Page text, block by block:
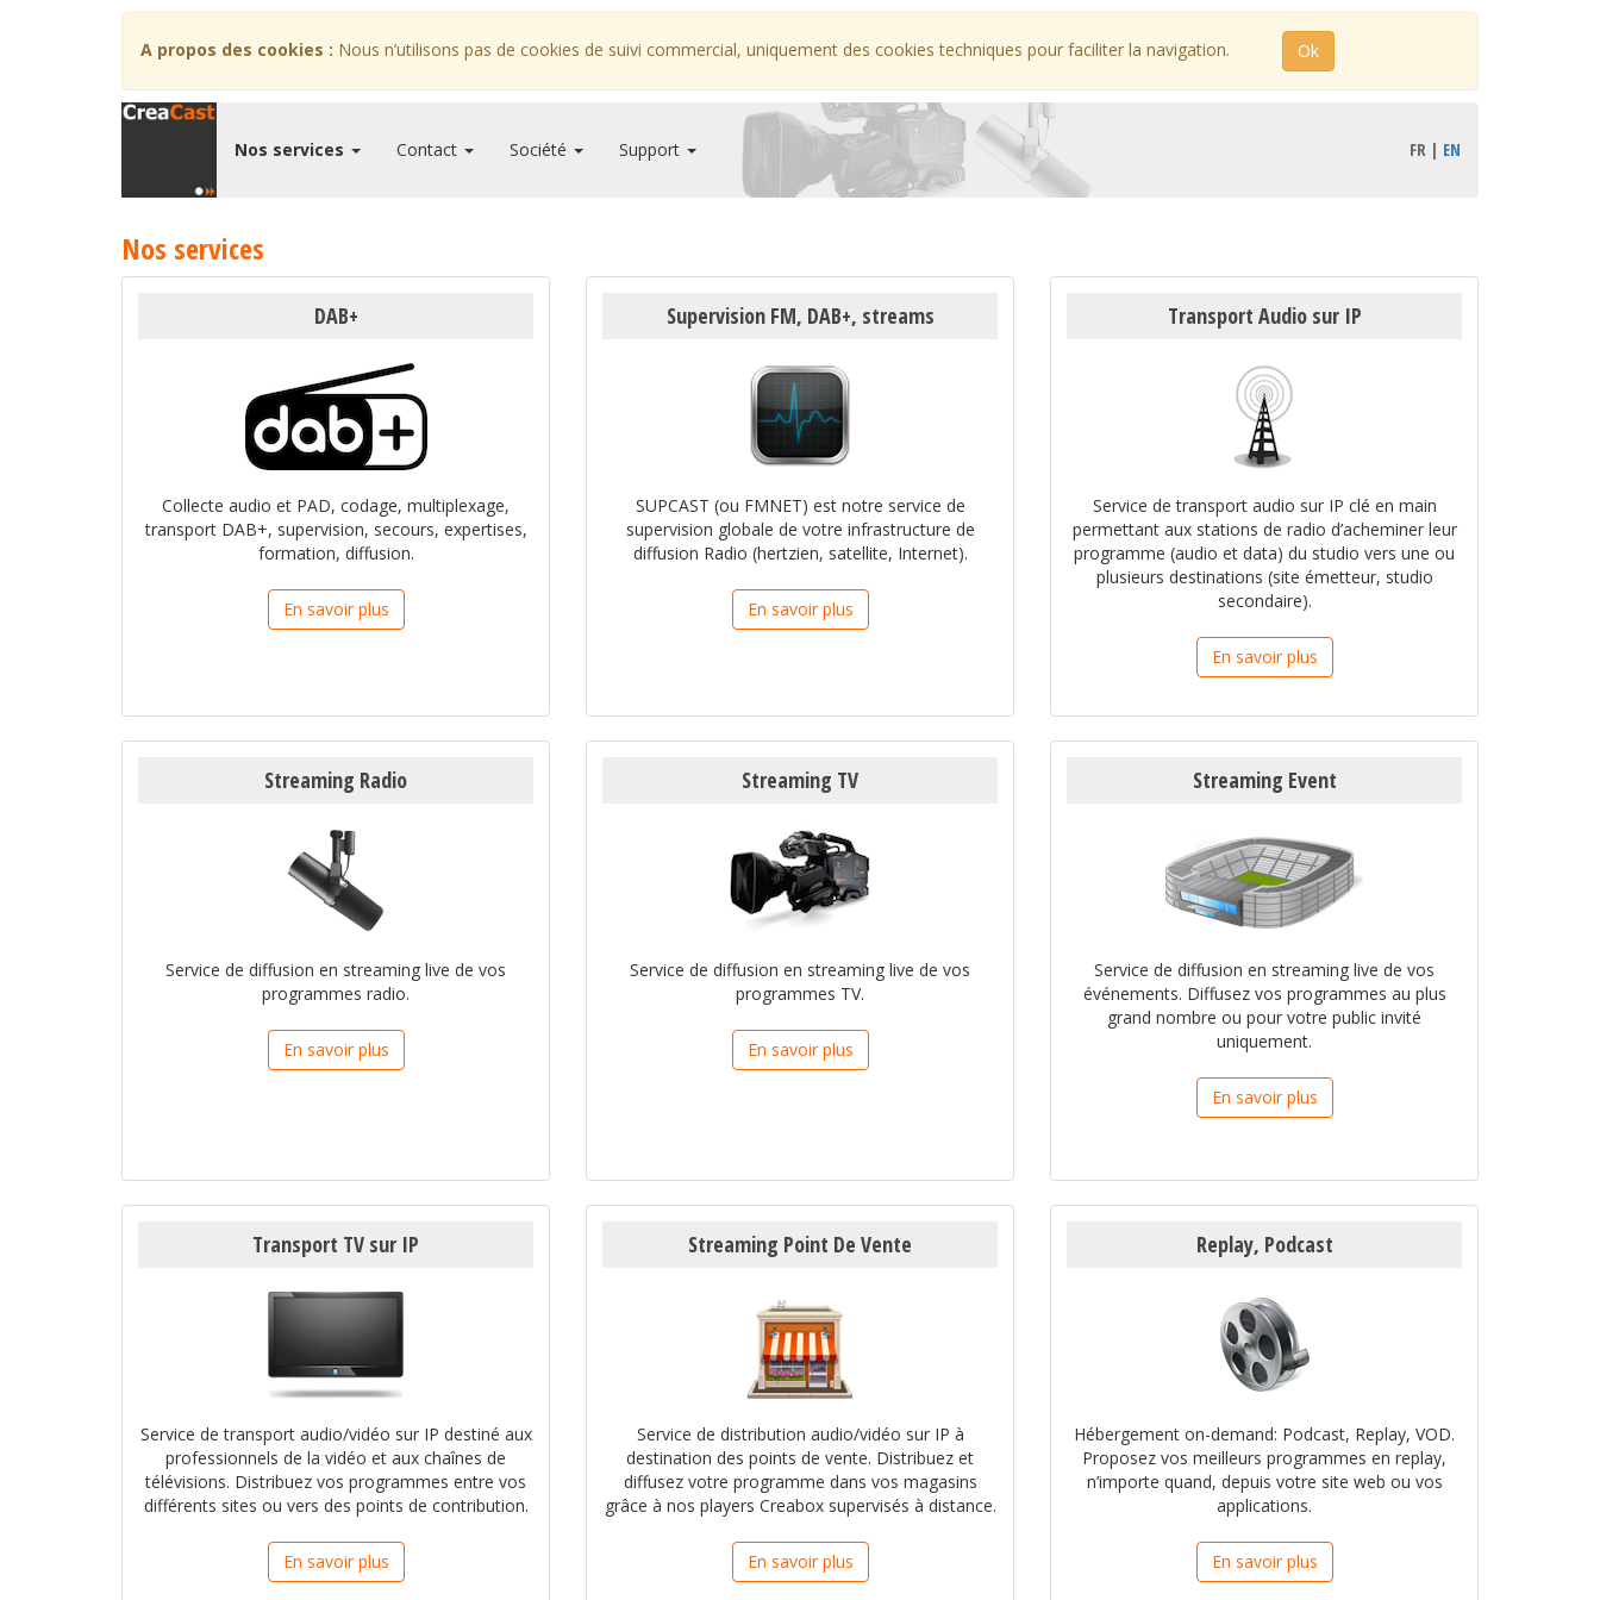
A propos des cookies : Nous n’utilisons pas de cookies de suivi commercial, uniquement des cookies techniques pour faciliter la navigation. Ok
Nos services Contact Société Support FR | EN
Nos services
DAB+
Collecte audio et PAD, codage, multiplexage,
transport DAB+, supervision, secours, expertises,
formation, diffusion.
En savoir plus
Supervision FM, DAB+, streams
SUPCAST (ou FMNET) est notre service de
supervision globale de votre infrastructure de
diffusion Radio (hertzien, satellite, Internet).
En savoir plus
Transport Audio sur IP
Service de transport audio sur IP clé en main
permettant aux stations de radio d’acheminer leur
programme (audio et data) du studio vers une ou
plusieurs destinations (site émetteur, studio
secondaire).
En savoir plus
Streaming Radio
Service de diffusion en streaming live de vos
programmes radio.
En savoir plus
Streaming TV
Service de diffusion en streaming live de vos
programmes TV.
En savoir plus
Streaming Event
Service de diffusion en streaming live de vos
événements. Diffusez vos programmes au plus
grand nombre ou pour votre public invité
uniquement.
En savoir plus
Transport TV sur IP
Service de transport audio/vidéo sur IP destiné aux
professionnels de la vidéo et aux chaînes de
télévisions. Distribuez vos programmes entre vos
différents sites ou vers des points de contribution.
En savoir plus
Streaming Point De Vente
Service de distribution audio/vidéo sur IP à
destination des points de vente. Distribuez et
diffusez votre programme dans vos magasins
grâce à nos players Creabox supervisés à distance.
En savoir plus
Replay, Podcast
Hébergement on-demand: Podcast, Replay, VOD.
Proposez vos meilleurs programmes en replay,
n’importe quand, depuis votre site web ou vos
applications.
En savoir plus